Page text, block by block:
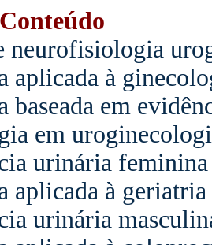
neurofisiologia
aplicada à
baseada em
em
urinária
aplicada à geriatria
urinária